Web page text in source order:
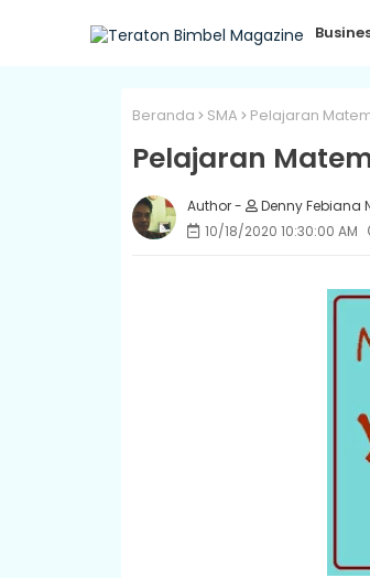
Beranda SMA Pelajaran
Pelajaran
Denny Febiana
10/18/2020 10:30:00 AM